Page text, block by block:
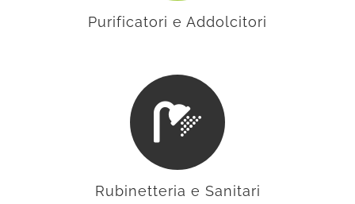
Purificatori e Addolcitori
Rubinetteria e Sanitari